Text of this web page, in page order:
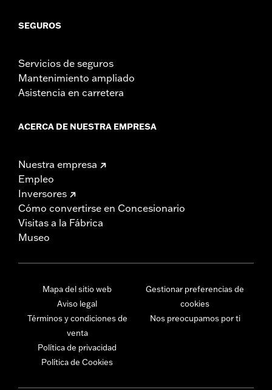
SEGUROS
Servicios de seguros
Mantenimiento ampliado
Asistencia en carretera
ACERCA DE NUESTRA EMPRESA
Nuestra empresa
Empleo
Inversores
Cómo convertirse en Concesionario
Visitas a la Fábrica
Museo
Mapa del sitio web
Aviso legal
Términos y condiciones de
venta
Política de privacidad
Política de Cookies
Gestionar preferencias de
cookies
Nos preocupamos por ti